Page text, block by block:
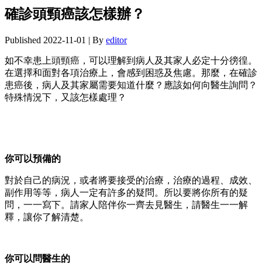
確診頭頸癌該怎樣辦？
Published 2022-11-01 | By editor
如不幸患上頭頸癌，可以理解到病人及其家人必定十分徬徨。
在選擇和面對各項治療上，會感到困惑及焦慮。那麼，在確診
患癌後，病人及其家屬需要知道什麼？應該如何向醫生詢問？
特殊情況下，又該怎樣處理？
你可以預備的
對於自己的病況，或者將要接受的治療，治療的過程、成效、
副作用等等，病人一定有許多的疑問。所以要將你所有的疑
問，一一寫下。請家人陪伴你一齊去見醫生，請醫生一一解
釋，讓你了解清楚。
你可以問醫生的